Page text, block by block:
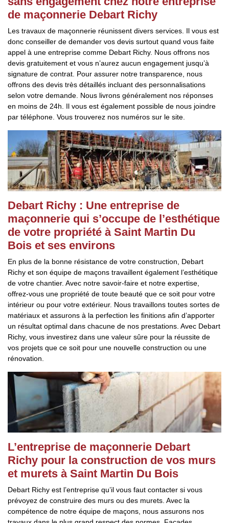
de maçonnerie Debart Richy
Les travaux de maçonnerie réunissent divers services. Il vous est
donc conseiller de demander vos devis surtout quand vous faite
appel à une entreprise comme Debart Richy. Nous offrons nos
devis gratuitement et vous n’aurez aucun engagement jusqu’à
signature de contrat. Pour assurer notre transparence, nous
offrons des devis très détaillés incluant des personnalisations
selon votre demande. Nous livrons généralement nos réponses
en moins de 24h. Il vous est également possible de nous joindre
par téléphone. Vous trouverez nos numéros sur le site.
Debart Richy : Une entreprise de
maçonnerie qui s’occupe de l’esthétique
de votre propriété à Saint Martin Du
Bois et ses environs
En plus de la bonne résistance de votre construction, Debart
Richy et son équipe de maçons travaillent également l’esthétique
de votre chantier. Avec notre savoir-faire et notre expertise,
offrez-vous une propriété de toute beauté que ce soit pour votre
intérieur ou pour votre extérieur. Nous travaillons toutes sortes de
matériaux et assurons à la perfection les finitions afin d’apporter
un résultat optimal dans chacune de nos prestations. Avec Debart
Richy, vous investirez dans une valeur sûre pour la réussite de
vos projets que ce soit pour une nouvelle construction ou une
rénovation.
L’entreprise de maçonnerie Debart
Richy pour la construction de vos murs
et murets à Saint Martin Du Bois
Debart Richy est l’entreprise qu’il vous faut contacter si vous
prévoyez de construire des murs ou des murets. Avec la
compétence de notre équipe de maçons, nous assurons nos